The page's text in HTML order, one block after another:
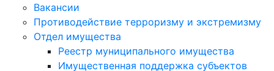
Вакансии
Противодействие терроризму и экстремизму
Отдел имущества
Реестр муниципального имущества
Имущественная поддержка субъектов